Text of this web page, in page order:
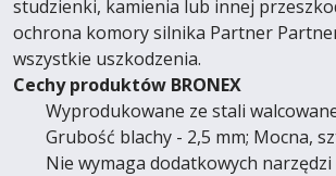
studzienki, kamienia lub innej
ochrona komory silnika Partner
wszystkie uszkodzenia.
Cechy produktów BRONEX
Wyprodukowane ze stali
Grubość blachy - 2,5 mm; Mocna,
Nie wymaga dodatkowych narzędzi